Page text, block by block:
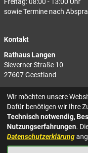
Freitag: 08:00 - 13:00 Uhr
sowie Termine nach
Kontakt
Rathaus Langen
Sieverner Straße 10
27607 Geestland
Rathaus Bad Bederkesa
Am Markt 8
27624 Geestland
Tel.: 04743 937-2300
Wir möchten unsere
Dafür benötigen wir Ihre
Technisch notwendig,
Nutzungserfahrungen.
Datenschutzerklärung